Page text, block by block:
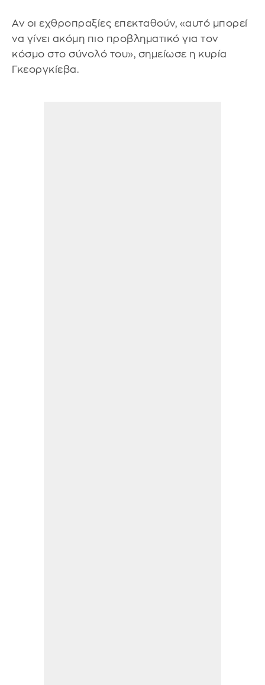
Αν οι εχθροπραξίες επεκταθούν, «αυτό μπορεί
να γίνει ακόμη πιο προβληματικό για τον
κόσμο στο σύνολό του», σημείωσε η κυρία
Γκεοργκίεβα.